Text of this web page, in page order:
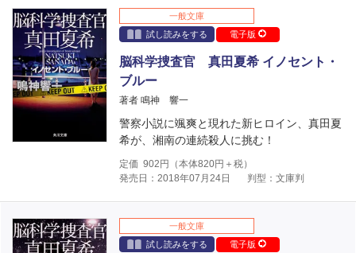
一般文庫
試し読みをする
電子版
脳科学捜査官 真田夏希 イノセント・
ブルー
著者 鳴神 響一
警察小説に颯爽と現れた新ヒロイン、真田夏
希が、湘南の連続殺人に挑む！
定価 902 円（本体820円＋税）
発売日：2018年07月24日
判型：文庫判
一般文庫
試し読みをする
電子版